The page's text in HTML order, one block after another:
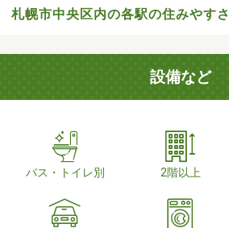
札幌市中央区内の各駅の住みやすさ
設備など
バス・トイレ別 2階以上